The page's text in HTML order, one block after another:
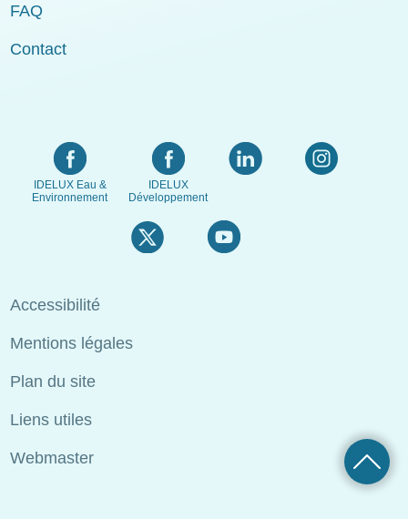
FAQ
Contact
IDELUX Eau &
Environnement
IDELUX
Développement
Menu
de
page
Accessibilité
Mentions légales
Plan du site
Liens utiles
Webmaster